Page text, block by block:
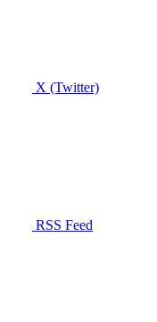
X (Twitter)
RSS Feed